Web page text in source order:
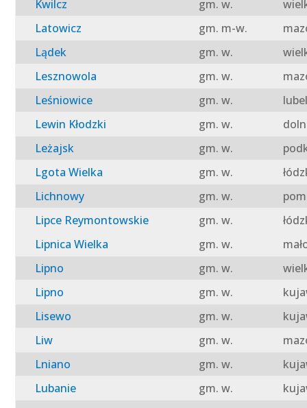
Kwilcz
gm. w.
Latowicz
gm. m-w.
Lądek
gm. w.
Lesznowola
gm. w.
Leśniowice
gm. w.
Lewin Kłodzki
gm. w.
Leżajsk
gm. w.
Lgota Wielka
gm. w.
Lichnowy
gm. w.
Lipce Reymontowskie
gm. w.
Lipnica Wielka
gm. w.
Lipno
gm. w.
Lipno
gm. w.
Lisewo
gm. w.
Liw
gm. w.
Lniano
gm. w.
Lubanie
gm. w.